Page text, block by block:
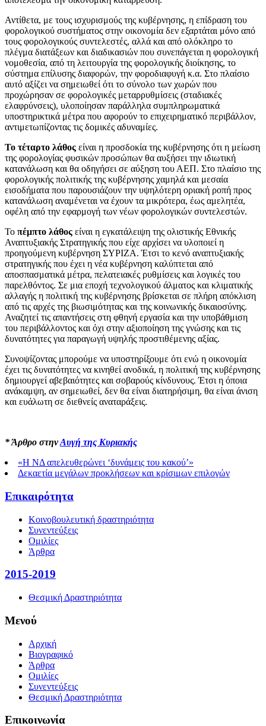
Αντίθετα, με τους ισχυρισμούς της κυβέρνησης, η επίδραση του
φορολογικού συστήματος στην οικονομία δεν εξαρτάται μόνο από
τους φορολογικούς συντελεστές, αλλά και από ολόκληρο το
πλέγμα διατάξεων και διαδικασιών που συνεπάγεται η φορολογική
νομοθεσία, από τη λειτουργία της φορολογικής διοίκησης, το
σύστημα επίλυσης διαφορών, την φοροδιαφυγή κ.α. Στο πλαίσιο
αυτό αξίζει να σημειωθεί ότι το σύνολο των χωρών που
προχώρησαν σε φορολογικές μεταρρυθμίσεις (σταδιακές
ελαφρύνσεις), υλοποίησαν παράλληλα συμπληρωματικά
υποστηρικτικά μέτρα που αφορούν το επιχειρηματικό περιβάλλον,
αντιμετωπίζοντας τις δομικές αδυναμίες.
Το τέταρτο λάθος είναι η προσδοκία της κυβέρνησης ότι η μείωση
της φορολογίας φυσικών προσώπων θα αυξήσει την ιδιωτική
κατανάλωση και θα οδηγήσει σε αύξηση του ΑΕΠ. Στο πλαίσιο της
φορολογικής πολιτικής της κυβέρνησης χαμηλά και μεσαία
εισοδήματα που παρουσιάζουν την υψηλότερη οριακή ροπή προς
κατανάλωση αναμένεται να έχουν τα μικρότερα, έως αμελητέα,
οφέλη από την εφαρμογή των νέων φορολογικών συντελεστών.
Το πέμπτο λάθος είναι η εγκατάλειψη της ολιστικής Εθνικής
Αναπτυξιακής Στρατηγικής που είχε αρχίσει να υλοποιεί η
προηγούμενη κυβέρνηση ΣΥΡΙΖΑ. Έτσι το κενό αναπτυξιακής
στρατηγικής που έχει η νέα κυβέρνηση καλύπτεται από
αποσπασματικά μέτρα, πελατειακές ρυθμίσεις και λογικές του
παρελθόντος. Σε μια εποχή τεχνολογικού άλματος και κλιματικής
αλλαγής η πολιτική της κυβέρνησης βρίσκεται σε πλήρη απόκλιση
από τις αρχές της βιωσιμότητας και της κοινωνικής δικαιοσύνης.
Αναζητεί τις απαντήσεις στη φθηνή εργασία και την υποβάθμιση
του περιβάλλοντος και όχι στην αξιοποίηση της γνώσης και τις
δυνατότητες για παραγωγή υψηλής προστιθέμενης αξίας.
Συνοψίζοντας μπορούμε να υποστηρίξουμε ότι ενώ η οικονομία
έχει τις δυνατότητες να κινηθεί ανοδικά, η πολιτική της κυβέρνησης
δημιουργεί αβεβαιότητες και σοβαρούς κίνδυνους. Έτσι η όποια
ανάκαμψη, αν σημειωθεί, δεν θα είναι διατηρήσιμη, θα είναι άνιση
και ευάλωτη σε διεθνείς αναταράξεις.
* Άρθρο στηνΑυγή της Κυριακής
«Η ΝΔ απελευθερώνει ‘δυνάμεις του κακού’»
Δεκαετία μεγάλων προκλήσεων και κρίσιμων επιλογών
Επικαιρότητα
Κοινοβουλευτική δραστηριότητα
Συνεντεύξεις
Ομιλίες
Άρθρα
2015-2019
Θεσμική Δραστηριότητα
Μενού
Αρχική
Βιογραφικό
Άρθρα
Ομιλίες
Συνεντεύξεις
Θεσμική Δραστηριότητα
Επικοινωνία